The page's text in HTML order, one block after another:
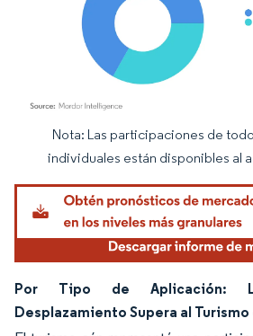
Imagen © Mordor Intelligence. El uso requiere
Nota: Las participaciones de
individuales están disponibles al
Por Tipo de Aplicación:
Desplazamiento Supera al